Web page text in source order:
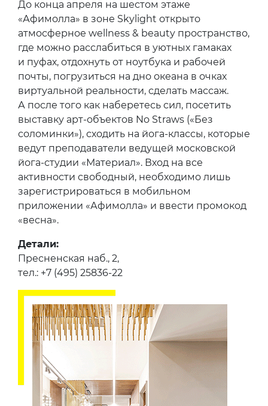
До конца апреля на шестом этаже
«Афимолла» в зоне Skylight открыто
атмосферное wellness & beauty пространство,
где можно расслабиться в уютных гамаках
и пуфах, отдохнуть от ноутбука и рабочей
почты, погрузиться на дно океана в очках
виртуальной реальности, сделать массаж.
А после того как наберетесь сил, посетить
выставку арт-объектов No Straws («Без
соломинки»), сходить на йога-классы, которые
ведут преподаватели ведущей московской
йога-студии «Материал». Вход на все
активности свободный, необходимо лишь
зарегистрироваться в мобильном
приложении «Афимолла» и ввести промокод
«весна».
Детали:
Пресненская наб., 2,
тел.: +7 (495) 25836-22